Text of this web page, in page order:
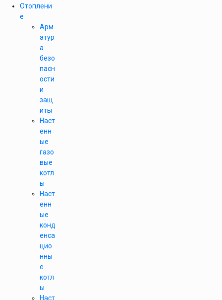
Отоплени
е
Арм
атур
а
безо
пасн
ости
и
защ
иты
Наст
енн
ые
газо
вые
котл
ы
Наст
енн
ые
конд
енса
цио
нны
е
котл
ы
Наст